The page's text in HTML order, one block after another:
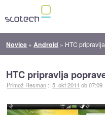
Novice » Android » HTC
HTC pripravlja
Primož Resman ::5. okt 2011 ob 07:09